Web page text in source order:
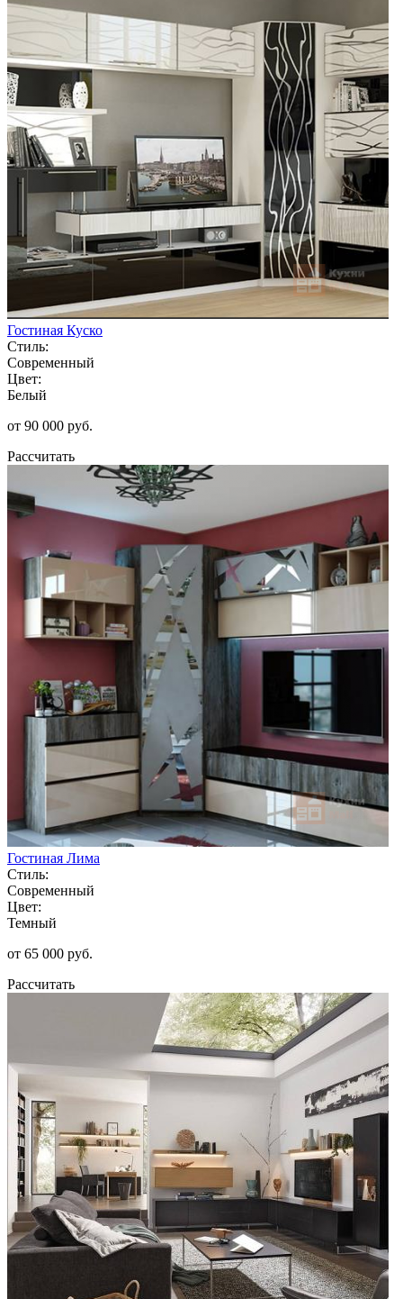
Гостиная Куско
Стиль:
Современный
Цвет:
Белый
от 90 000 руб.
Рассчитать
Гостиная Лима
Стиль:
Современный
Цвет:
Темный
от 65 000 руб.
Рассчитать